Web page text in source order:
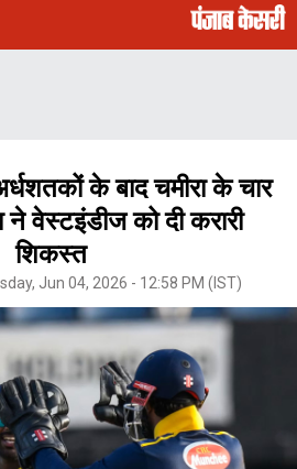
के बाद चमीरा के चार
वेस्टइंडीज को दी करारी
शिकस्त
Jun 04, 2026 - 12:58 PM (IST)